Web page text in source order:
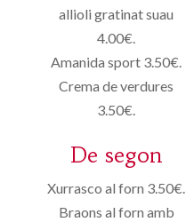
allioli gratinat suau
4.00€.
Amanida sport 3.50€.
Crema de verdures
3.50€.
De segon
Xurrasco al forn 3.50€.
Braons al forn amb